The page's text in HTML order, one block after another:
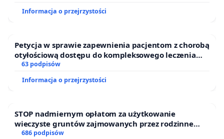
Informacja o przejrzystości
Petycja w sprawie zapewnienia pacjentom z chorobą
otyłościową dostępu do kompleksowego leczenia
oraz programów profilaktycznych.
63 podpisów
Informacja o przejrzystości
STOP nadmiernym opłatom za użytkowanie
wieczyste gruntów zajmowanych przez rodzinne
ogrody działkowe.
686 podpisów